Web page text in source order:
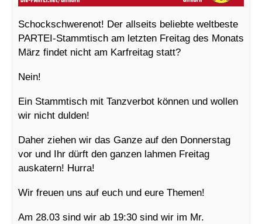
Schockschwerenot! Der allseits beliebte weltbeste
PARTEI-Stammtisch am letzten Freitag des Monats
März findet nicht am Karfreitag statt?
Nein!
Ein Stammtisch mit Tanzverbot können und wollen
wir nicht dulden!
Daher ziehen wir das Ganze auf den Donnerstag
vor und Ihr dürft den ganzen lahmen Freitag
auskatern! Hurra!
Wir freuen uns auf euch und eure Themen!
Am 28.03 sind wir ab 19:30 sind wir im Mr.